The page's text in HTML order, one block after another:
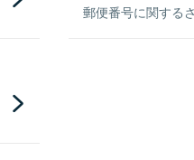
郵便番号に関する